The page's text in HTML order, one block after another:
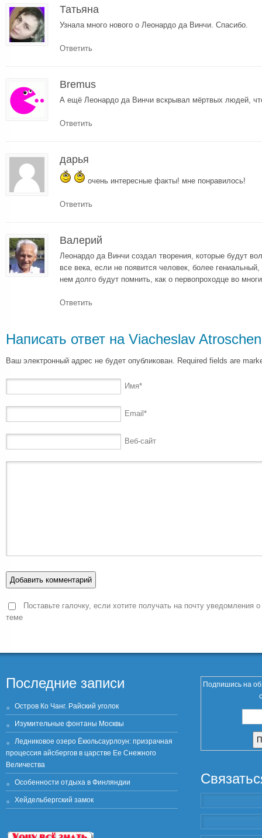
Татьяна
Узнала много нового о Леонардо да Винчи. Спасибо.
Ответить
Bremus
А ещё Леонардо да Винчи вскрывал мёртвых людей,
Ответить
дарья
очень интересные факты! мне понравилось!
Ответить
Валерий
Леонардо да Винчи создал творения, которые будут
все века, если не появится человек, более
нем долго будут помнить, как о первопроходце во
Ответить
Написать ответ на Viacheslav
Ваш электронный адрес не будет опубликован. Required fields are
Имя*
Email *
Веб-сайт
Поставьте галочку, если хотите получать на почту уведомления
теме
Последние записи
Остров Ко Чанг. Райский уголок
Изумительные фонтаны Москвы
Ледниковое озеро Ёкюльсаурлоун: призрачная
процессия айсбергов в царстве Ее Снежного
Величества
Особенности отдыха в Финляндии
Хейдельбергский замок
Подпишись на